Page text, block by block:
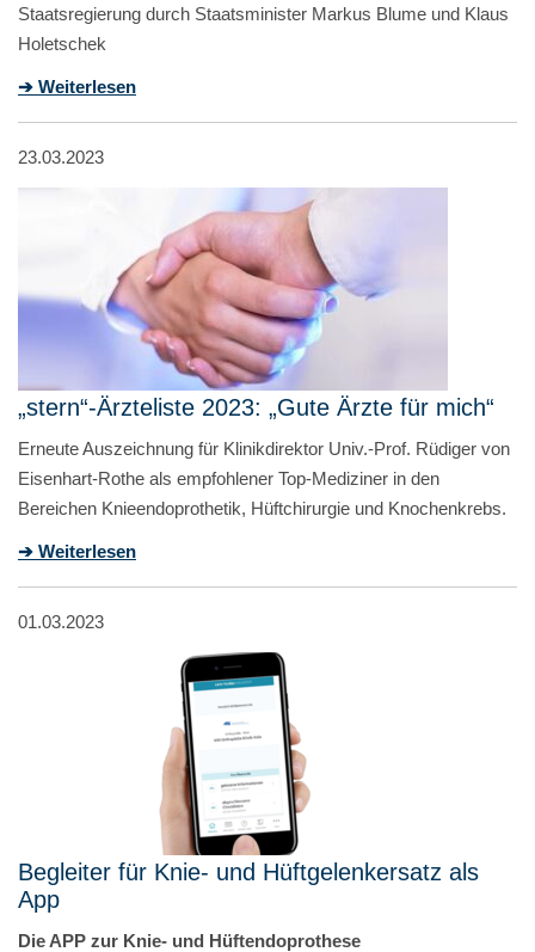
Staatsregierung durch Staatsminister Markus Blume und Klaus
Holetschek
➔ Weiterlesen
23.03.2023
„stern“-Ärzteliste 2023: „Gute Ärzte für mich“
Erneute Auszeichnung für Klinikdirektor Univ.-Prof. Rüdiger von
Eisenhart-Rothe als empfohlener Top-Mediziner in den
Bereichen Knieendoprothetik, Hüftchirurgie und Knochenkrebs.
➔ Weiterlesen
01.03.2023
Begleiter für Knie- und Hüftgelenkersatz als
App
Die APP zur Knie- und Hüftendoprothese